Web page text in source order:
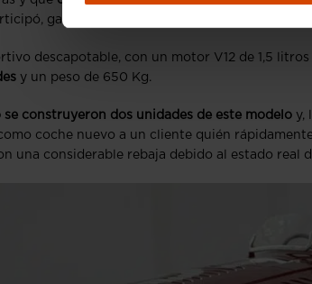
ganó 6 de ellas y quedó segundo en otra.
descapotable, con un motor V12 de 1,5 litros
y un peso de 650 Kg.
se construyeron dos unidades de este modelo y,
coche nuevo a un cliente quién
una considerable rebaja debido al estado real